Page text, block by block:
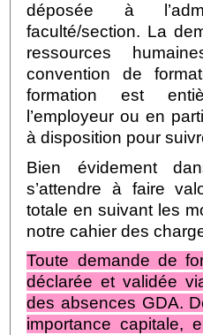
déposée à
faculté/section. La
ressources
convention de
formation est
l’employeur ou en
à disposition pour
Bien évidement
s’attendre à faire
totale en suivant les
notre cahier des
Toute demande de
déclarée et validée
des absences GDA.
importance capitale,